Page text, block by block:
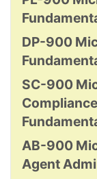
DP-900
SC-900
AB-900
Agent